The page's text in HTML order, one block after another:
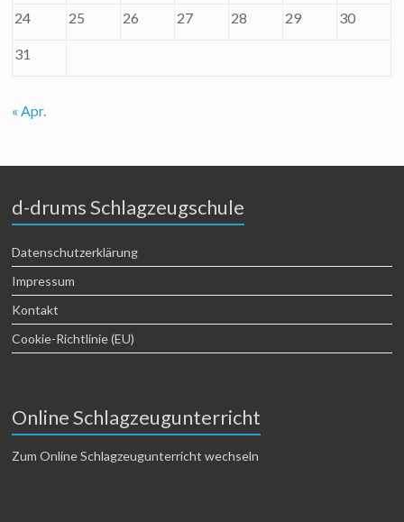
24 25 26 27 28 29 30
31
« Apr.
d-drums Schlagzeugschule
Datenschutzerklärung
Impressum
Kontakt
Cookie-Richtlinie (EU)
Online Schlagzeugunterricht
Zum Online Schlagzeugunterricht wechseln